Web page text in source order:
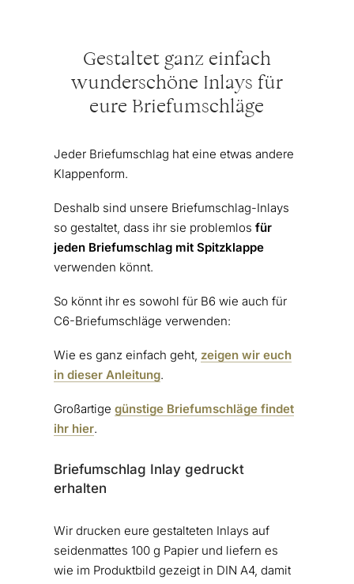
Gestaltet ganz einfach
wunderschöne Inlays für
eure Briefumschläge
Jeder Briefumschlag hat eine etwas andere
Klappenform.
Deshalb sind unsere Briefumschlag-Inlays
so gestaltet, dass ihr sie problemlos für
jeden Briefumschlag mit Spitzklappe
verwenden könnt.
So könnt ihr es sowohl für B6 wie auch für
C6-Briefumschläge verwenden:
Wie es ganz einfach geht, zeigen wir euch
in dieser Anleitung.
Großartige günstige Briefumschläge findet
ihr hier.
Briefumschlag Inlay gedruckt
erhalten
Wir drucken eure gestalteten Inlays auf
seidenmattes 100 g Papier und liefern es
wie im Produktbild gezeigt in DIN A4, damit